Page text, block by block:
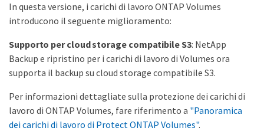
In questa versione, i carichi di lavoro ONTAP Volumes
introducono il seguente miglioramento:
Supporto per cloud storage compatibile S3: NetApp
Backup e ripristino per i carichi di lavoro di Volumes ora
supporta il backup su cloud storage compatibile S3.
Per informazioni dettagliate sulla protezione dei carichi di
lavoro di ONTAP Volumes, fare riferimento a "Panoramica
dei carichi di lavoro di Protect ONTAP Volumes".